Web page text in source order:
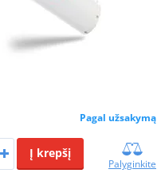
Pagal užsakymą
Į krepšį
Palyginkite